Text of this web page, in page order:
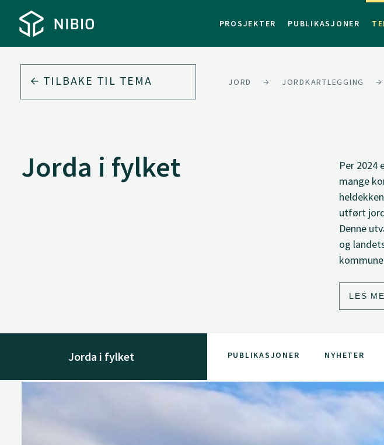
PROSJEKTER PUBLIKASJONER
TILBAKE TIL TEMA JORD JORDKARTLEGGING
Jorda i fylket
Per 2024
mange
utført
Denne
og
LES
Jorda i fylket PUBLIKASJONER NYHETER